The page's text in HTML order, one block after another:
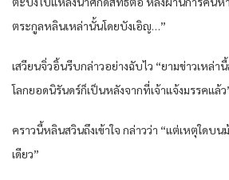
ตระกูลหลินเหล่านั้นโดยบังเอิญ…”
เสวียนจิ่วอิ้นรีบกล่าวอย่างฉับไว “ยามข่าวเหล่า
โลกยอดนิรันดร์ก็เป็นหลังจากที่เจ้าแจ้งมรรคแล้ว
คราวนี้หลินสวินถึงเข้าใจ กล่าวว่า “แต่เหตุใดบ
เดียว”